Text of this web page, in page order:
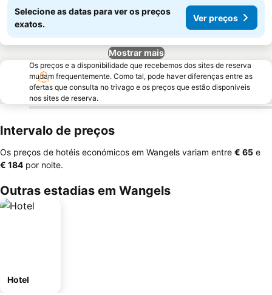
Selecione as datas para ver os preços
exatos.
Ver preços
Mostrar mais
Os preços e a disponibilidade que recebemos dos sites de reserva
mudam frequentemente. Como tal, pode haver diferenças entre as
ofertas que consulta no trivago e os preços que estão disponíveis
nos sites de reserva.
Intervalo de preços
Os preços de hotéis económicos em Wangels variam entre ‎€ 65 e
‎€ 184 por noite.
Outras estadias em Wangels
Hotel